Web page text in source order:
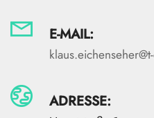
E-MAIL:
ADRESSE: